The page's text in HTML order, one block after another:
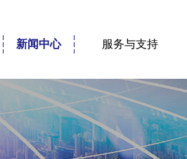
新闻中心 服务与支持